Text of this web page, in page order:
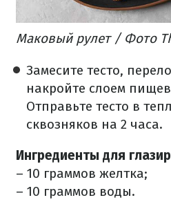
Маковый рулет / Фото
Замесите тесто,
накройте слоем
Отправьте тесто в
сквозняков на 2 часа.
Ингредиенты для
– 10 граммов желтка;
– 10 граммов воды.